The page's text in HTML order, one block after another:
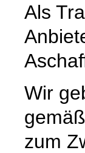
Als
Wir
zum